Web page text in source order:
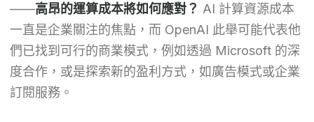
——高昂的運算成本將如何應對？ AI 計算資源成本
一直是企業關注的焦點，而 OpenAI 此舉可能代表他
們已找到可行的商業模式，例如透過 Microsoft 的深
度合作，或是探索新的盈利方式，如廣告模式或企業
訂閱服務。